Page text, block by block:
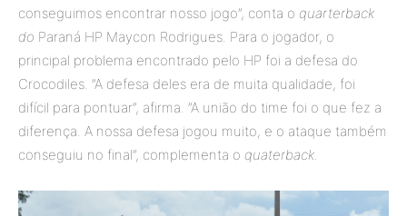
conseguimos encontrar nosso jogo”, conta o quarterback
do Paraná HP Maycon Rodrigues. Para o jogador, o
principal problema encontrado pelo HP foi a defesa do
Crocodiles. ”A defesa deles era de muita qualidade, foi
difícil para pontuar”, afirma. ”A união do time foi o que fez a
diferença. A nossa defesa jogou muito, e o ataque também
conseguiu no final”, complementa o quaterback.